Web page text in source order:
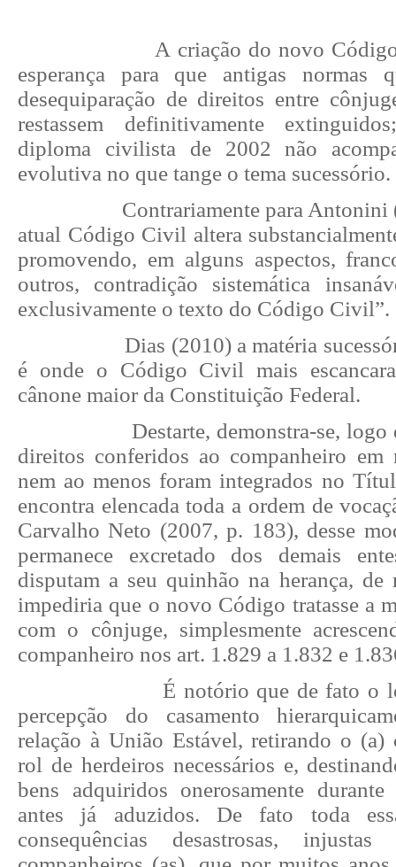
A criação do novo
esperança para que antigas normas
desequiparação de direitos entre
restassem definitivamente
diploma civilista de 2002 não
evolutiva no que tange o tema sucessório.
Contrariamente para
atual Código Civil altera
promovendo, em alguns aspectos,
outros, contradição sistemática
exclusivamente o texto do Código Civil”.
Dias (2010) a matéria
é onde o Código Civil mais
cânone maior da Constituição Federal.
Destarte, demonstra-se, logo
direitos conferidos ao companheiro em
nem ao menos foram integrados no
encontra elencada toda a ordem de
Carvalho Neto (2007, p. 183), desse
permanece excretado dos demais
disputam a seu quinhão na herança, de
impediria que o novo Código tratasse a
com o cônjuge, simplesmente
companheiro nos art. 1.829 a 1.832 e
É notório que de fato o
percepção do casamento
relação à União Estável, retirando o (a)
rol de herdeiros necessários e,
bens adquiridos onerosamente
antes já aduzidos. De fato toda
consequências desastrosas,